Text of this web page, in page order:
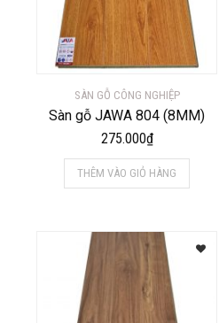
SÀN GỖ CÔNG NGHIỆP
Sàn gỗ JAWA 804 (8MM)
275.000₫
THÊM VÀO GIỎ HÀNG